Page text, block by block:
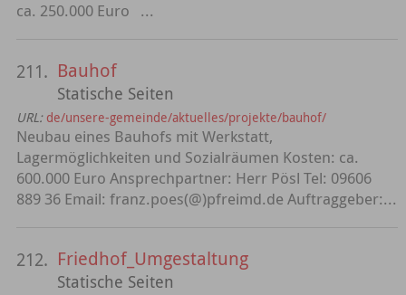
ca. 250.000 Euro ...
211. Bauhof
Statische Seiten
URL: de/unsere-gemeinde/aktuelles/projekte/bauhof/
Neubau eines Bauhofs mit Werkstatt,
Lagermöglichkeiten und Sozialräumen Kosten: ca.
600.000 Euro Ansprechpartner: Herr Pösl Tel: 09606
889 36 Email: franz.poes(@)pfreimd.de Auftraggeber:...
212. Friedhof_Umgestaltung
Statische Seiten